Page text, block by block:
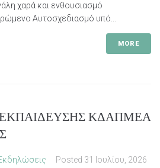
χαρά και ενθουσιασμό
Αυτοσχεδιασμό υπό...
MORE
ΚΔΑΠΜΕΑ
Posted 31 Ιουλίου, 2026